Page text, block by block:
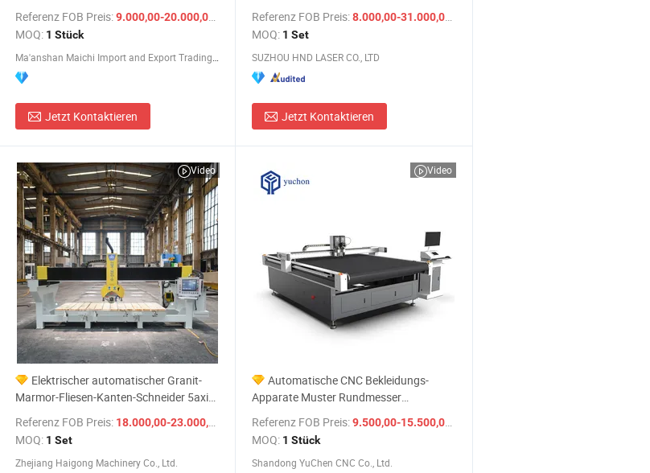
/ set
Faserlaser Schneidemaschine
Schneidgerät
Referenz FOB Preis:9.000,00-20.000,00 $
/ Stück
MOQ: 1 Stück
Jetzt Kontaktieren
Schablonenrohrrohrschneidgravurmaschine
Preis automatischer Schneider
Gravurmaschine für Metall-
Aluminiumblechplatte schneiden
Referenz FOB Preis:8.000,00-31.000,00 $
MOQ: 1 Set
SUZHOU HND LASER CO., LTD
Jetzt Kontaktieren
/ Stück
Video
Elektrischer automatischer Granit-
Marmor-Fliesen-Kanten-Schneider 5axis
Stein-Brücken-Säge CNC Schneid- und
Fräsmaschine für die
Arbeitsplattenfabrik Preis
Referenz FOB Preis: 18.000,00-23.000,00 $
/ Set
MOQ: 1 Set
Zhejiang Haigong Machinery Co., Ltd.
Video
Automatische CNC Bekleidungs-
Apparate Muster Rundmesser
Schneidemaschine für Vliesstoff Textil
Stoff Fell/Leinwand PVC digitale
oszillierende Messer Schneidemaschine
Fabrikpreise
Referenz FOB Preis:9.500,00-15.500,00 $
MOQ: 1 Stück
Shandong YuChen CNC Co., Ltd.